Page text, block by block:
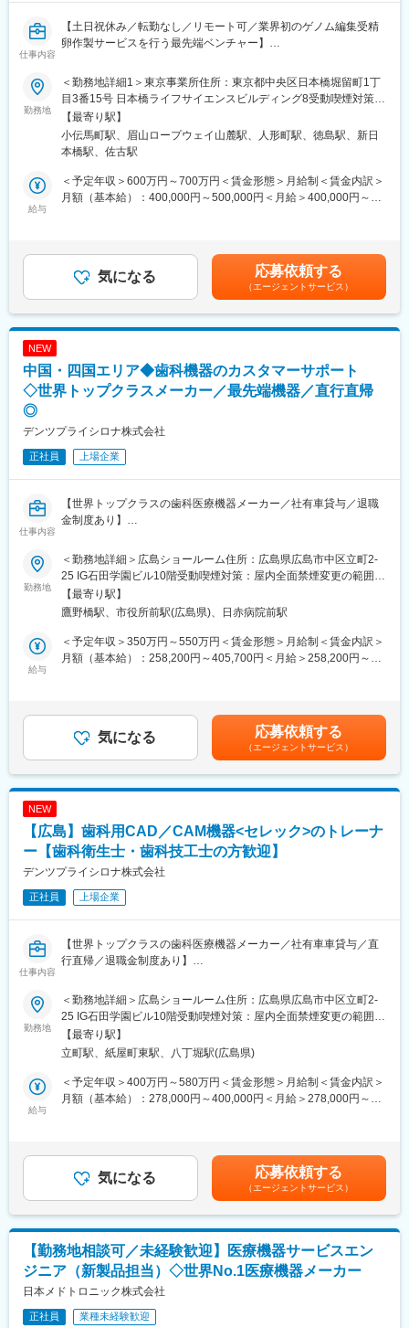
仕事内容
【土日祝休み／転勤なし／リモート可／業界初のゲノム編集受精
卵作製サービスを行う最先端ベンチャー】
・自社のバイオテクノロジー製品・サービス(受託研究サービス・
自社開発等)に関する技術営業活動
・顧客・パートナー企業との商談、価格交渉、契約条件の調整
・顧客の研究背景や技術的課題をヒアリングし、自社ソリューシ
ョンを提案
・研究開発部門と連携し、技術的な質問・仕様確認への対応
・展示会・学会等での自社技術のプレゼンテーション、海外出張
対応
■入社後の流れ：
・入社後3ヶ月で既存の海外顧客・パートナーとの関係を引き継
ぎ、主要商談に単独で対応できる状態にする
・バイオテクノロジー分野の専門知識を活かし、技術と事業の両
面から会社の成長を牽引できるポジション
・組織がフラットで意思決定が速く、事業開発領域にも裁量を持
って挑戦できる
【想定されるアウトプット】
・新規国内・海外パートナーとの受注・提携・ライセンス契約の
成約
・技術営業として担当する商談の受注金額・件数の向上
・研究開発部門と連携した提案力強化による顧客満足度の向上
変更の範囲：会社の定める業務
勤務地
＜勤務地詳細1＞東京事業所住所：東京都中央区日本橋堀留町1丁
目3番15号 日本橋ライフサイエンスビルディング8受動喫煙対策：
屋内全面禁煙＜勤務地詳細2＞徳島事業所住所：徳島県徳島市西新
町 5丁目39受動喫煙対策：屋内全面禁煙変更の範囲：会社の定め
る事業所（リモートワーク含む）
【最寄り駅】
小伝馬町駅、眉山ロープウェイ山麓駅、人形町駅、徳島駅、新日
本橋駅、佐古駅
給与
＜予定年収＞600万円～700万円＜賃金形態＞月給制＜賃金内訳＞
月額（基本給）：400,000円～500,000円＜月給＞400,000円～
ブ制度あり賃金はあくまでも目安の金額であり、選考を通じて上
下する可能性があります。月給(月額)は固定手当を含めた表記で
す。
気になる 応募依頼する
（エージェントサービス）
NEW
中国・四国エリア◆歯科機器のカスタマーサポート
◇世界トップクラスメーカー／最先端機器／直行直帰
◎
デンツプライシロナ株式会社
正社員 上場企業
仕事内容
【世界トップクラスの歯科医療機器メーカー／社有車貸与／退職
金制度あり】
■業務内容
主に中国・四国エリアのお客様に対し、当社で展開しているセレ
ック製品の活用方法に関するアドバイスや使用方法のトレーニン
グなどを通して、お客様をサポートするポジションとなります。
※広島営業所を拠点として中国・四国エリアのお客様を担当いただ
きます。
・セレックの設置についてサポート
・展示会/セミナーの実施
・導入顧客へセレック以外の製品についての案内促進
治療を即日で提供できる機器です。
（口腔内の様子を３D画像化できます）
３D画像化したものから、歯と同じ色をしたセラミックブロック
category/cad-cam/cerec.html
デンツプライシロナは消耗品から装置、テクノロジー、専門製品
まで幅広い製品ブランドを保有しています。
歯科クリニック等で利用される製品ラインナップが豊富で、顧客
の様々な課題に対するソリューションや提案が可能です。
変更の範囲：会社の定める業務
勤務地
＜勤務地詳細＞広島ショールーム住所：広島県広島市中区立町2-
25 IG石田学園ビル10階受動喫煙対策：屋内全面禁煙変更の範囲：
会社の定める事業所（リモートワーク含む）
【最寄り駅】
鷹野橋駅、市役所前駅(広島県)、日赤病院前駅
給与
＜予定年収＞350万円～550万円＜賃金形態＞月給制＜賃金内訳＞
月額（基本給）：258,200円～405,700円＜月給＞258,200円～
性があります。賃金はあくまでも目安の金額であり、選考を通じ
て上下する可能性があります。月給(月額)は固定手当を含めた表記
です。
気になる 応募依頼する
（エージェントサービス）
NEW
【広島】歯科用CAD／CAM機器<セレック>のトレーナ
ー【歯科衛生士・歯科技工士の方歓迎】
デンツプライシロナ株式会社
正社員 上場企業
仕事内容
【世界トップクラスの歯科医療機器メーカー／社有車車貸与／直
行直帰／退職金制度あり】
■職務内容：主に中四国のお客様に対し、歯科用CAD／CAM機器
製品CERECの活用方法に関するアドバイスや使用方法のトレーニ
ングなどを通して、お客様をサポートするポジションです。
■業務詳細：
・顧客を対象とした当社製品であるCEREC購入前および導入後の
研修・使用方法トレーニングを実施する
る。
※直行直帰
※日帰・宿泊出張が発生します。頻度はお住まいにより異なりま
す。
■取扱製品：
「CEREC（セレック）」…歯科用CAD／CAMシステム
セラミック治療を即日で提供できる機器であり、口腔内の様子を
勤務地
＜勤務地詳細＞広島ショールーム住所：広島県広島市中区立町2-
25 IG石田学園ビル10階受動喫煙対策：屋内全面禁煙変更の範囲：
会社の定める事業所
【最寄り駅】
立町駅、紙屋町東駅、八丁堀駅(広島県)
給与
＜予定年収＞400万円～580万円＜賃金形態＞月給制＜賃金内訳＞
月額（基本給）：278,000円～400,000円＜月給＞278,000円～
あくまでも目安の金額であり、選考を通じて上下する可能性があ
ります。月給(月額)は固定手当を含めた表記です。
気になる 応募依頼する
（エージェントサービス）
【勤務地相談可／未経験歓迎】医療機器サービスエン
ジニア（新製品担当）◇世界No.1医療機器メーカー
日本メドトロニック株式会社
正社員 業種未経験歓迎